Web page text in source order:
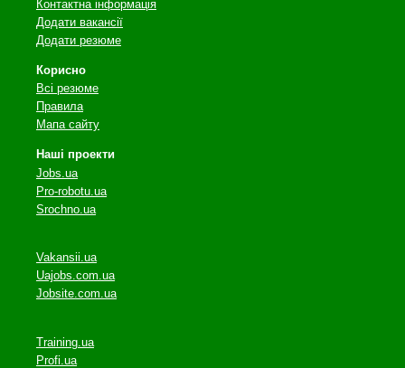
Контактна інформація
Додати вакансії
Додати резюме
Корисно
Всі резюме
Правила
Мапа сайту
Наші проекти
Jobs.ua
Pro-robotu.ua
Srochno.ua
Vakansii.ua
Uajobs.com.ua
Jobsite.com.ua
Training.ua
Profi.ua